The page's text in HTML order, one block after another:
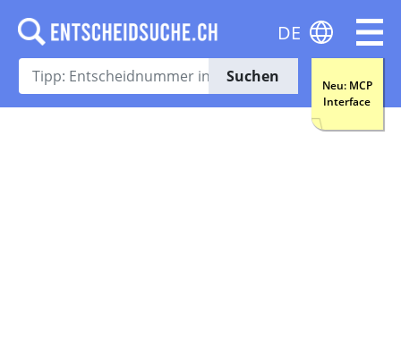
Suchen
Neu: MCP
Interface
DE